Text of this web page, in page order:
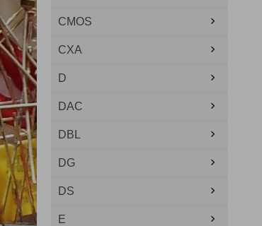
CMOS
CXA
D
DAC
DBL
DG
DS
E